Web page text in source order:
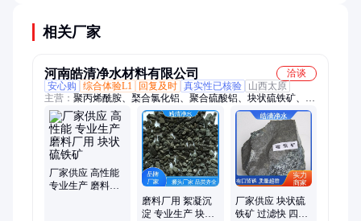
相关厂家
河南皓清净水材料有限公司
洽谈
安心购
综合体验L1 回复及时 真实性已核验
山西太原
主营： 聚丙烯酰胺、棸合氯化铝、聚合硫酸铝、块状硫铁矿、硫
酸亚铁、工业级葡萄糖、椰壳活性炭、果壳活性炭、无烟煤、纤
维球、麦饭石、锰砂、海绵铁、泡沫滤珠、醋酸钠、蜂窝斜管
厂家供应 高性能
专业生产 磨料厂
磨料厂用 絮凝沉
淀 专业生产 块状
厂家供应 块状硫
铁矿 过滤快 四氧